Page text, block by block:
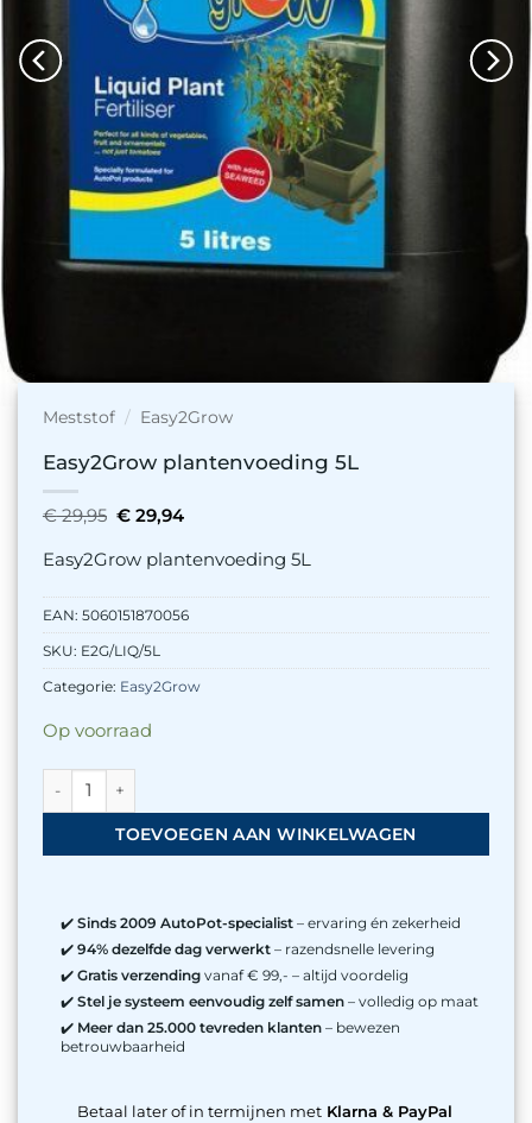
Meststof / Easy2Grow
Easy2Grow plantenvoeding 5L
€29,95 Oorspronkelijke
€ 29,95.
€ 29,94Huidige
€ 29,94.
Easy2Grow plantenvoeding 5L
EAN: 5060151870056
SKU: E2G/LIQ/5L
Categorie: Easy2Grow
Op voorraad
Easy2Grow plantenvoeding 5L aantal
TOEVOEGEN AAN WINKELWAGEN
✔️Sinds 2009 AutoPot-specialist – ervaring én zekerheid
✔️94% dezelfde dag verwerkt – razendsnelle levering
✔️Gratis verzending vanaf € 99,- – altijd voordelig
✔️Stel je systeem eenvoudig zelf samen – volledig op maat
✔️ Meer dan 25.000 tevreden klanten – bewezen
betrouwbaarheid
Betaal later of in termijnen metKlarna & PayPal